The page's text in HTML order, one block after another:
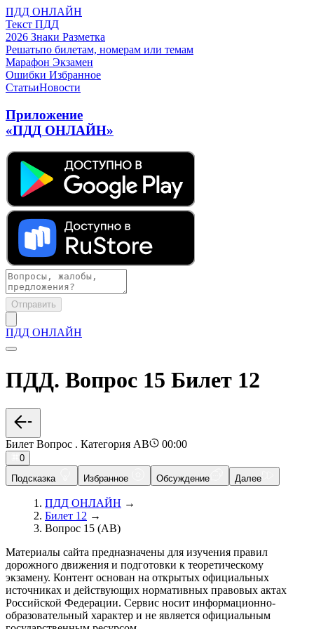
ПДД ОНЛАЙН
Текст ПДД
2026 Знаки Разметка
Решатьпо билетам, номерам или темам
Марафон Экзамен
Ошибки Избранное
СтатьиНовости
Приложение
«ПДД ОНЛАЙН»
Отправить
ПДД ОНЛАЙН
ПДД. Вопрос 15 Билет 12
Билет Вопрос . Категория AB 00:00
0
Подсказка
Избранное Обсуждение Далее
ПДД ОНЛАЙН →
Билет 12 →
Вопрос 15 (AB)
Материалы сайта предназначены для изучения правил
дорожного движения и подготовки к теоретическому
экзамену. Контент основан на открытых официальных
источниках и действующих нормативных правовых актах
Российской Федерации. Сервис носит информационно-
образовательный характер и не является официальным